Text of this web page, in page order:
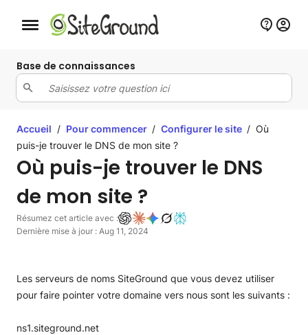
Bouton de navigation mobile
Base de connaissances
Accueil / Pour commencer / Configurer le site / Où
puis-je trouver le DNS de mon site ?
Où puis-je trouver le DNS
de mon site ?
Résumez cet article avec :
Dernière mise à jour : Aug 11, 2024
Les serveurs de noms SiteGround que vous devez utiliser
pour faire pointer votre domaine vers nous sont les suivants :
ns1.siteground.net